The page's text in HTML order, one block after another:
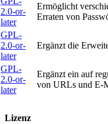
2.0-or-
later
Ermöglicht
Erraten von
GPL-
2.0-or-
later
Ergänzt die
GPL-
2.0-or-
later
Ergänzt ein auf
von URLs und E-
Lizenz